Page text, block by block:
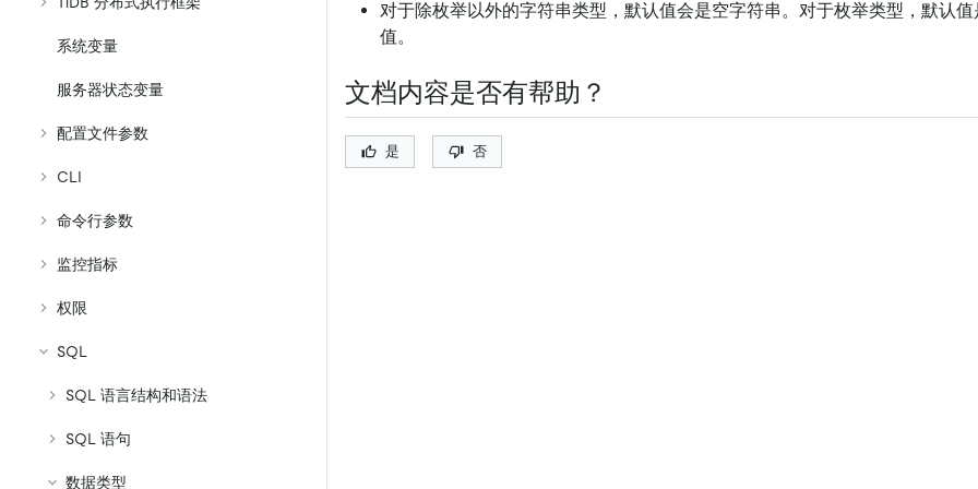
系统变量
服务器状态变量
配置文件参数
CLI
命令行参数
监控指标
权限
SQL
SQL 语言结构和语法
SQL 语句
数据类型
对于除枚举以外的字符串类型，默认值会是空字符串。对于枚举类型，默认
值。
文档内容是否有帮助？
是 否